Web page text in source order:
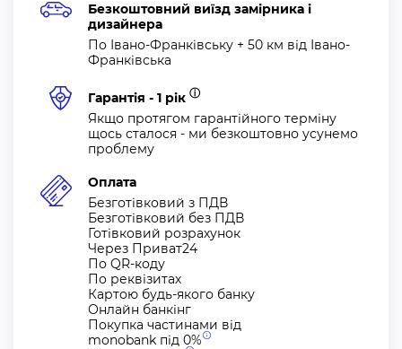
Безкоштовний виїзд замірника і
дизайнера
По Івано-Франківську + 50 км від Івано-
Франківська
Гарантія - 1 рік ⓘ
Якщо протягом гарантійного терміну
щось сталося - ми безкоштовно усунемо
проблему
Оплата
Безготівковий з ПДВ
Безготівковий без ПДВ
Готівковий розрахунок
Через Приват24
По QR-коду
По реквізитах
Картою будь-якого банку
Онлайн банкінг
Покупка частинами від
monobank під 0%